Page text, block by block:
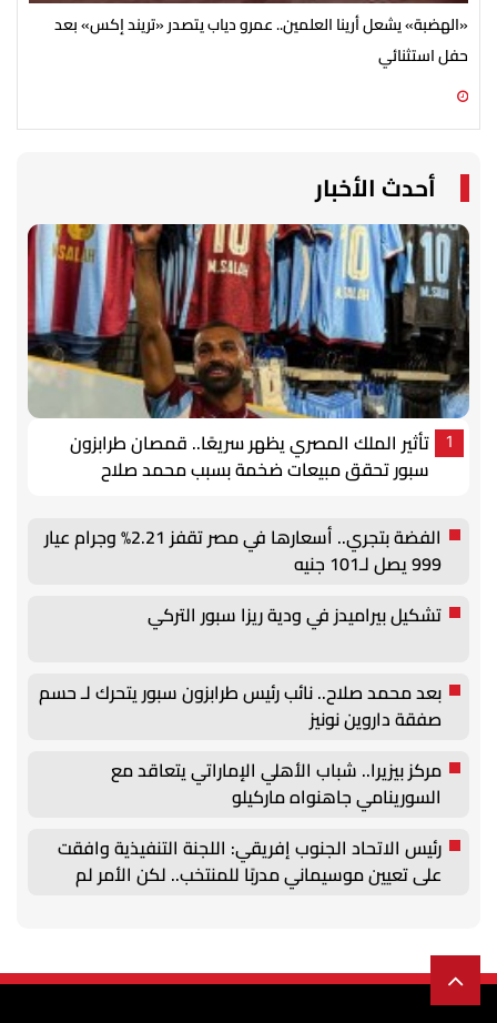
«الهضبة» يشعل أرينا العلمين.. عمرو دياب يتصدر «تريند إكس» بعد
حفل استثنائي
أحدث الأخبار
1
تأثير الملك المصري يظهر سريعًا.. قمصان طرابزون
سبور تحقق مبيعات ضخمة بسبب محمد صلاح
الفضة بتجري.. أسعارها في مصر تقفز 2.21% وجرام عيار
999 يصل لـ101 جنيه
تشكيل بيراميدز في ودية ريزا سبور التركي
بعد محمد صلاح.. نائب رئيس طرابزون سبور يتحرك لـ حسم
صفقة داروين نونيز
مركز بيزيرا.. شباب الأهلي الإماراتي يتعاقد مع
السورينامي جاهنواه ماركيلو
رئيس الاتحاد الجنوب إفريقي: اللجنة التنفيذية وافقت
على تعيين موسيماني مدربًا للمنتخب.. لكن الأمر لم